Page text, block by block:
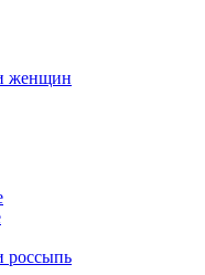
женщин
россыпь